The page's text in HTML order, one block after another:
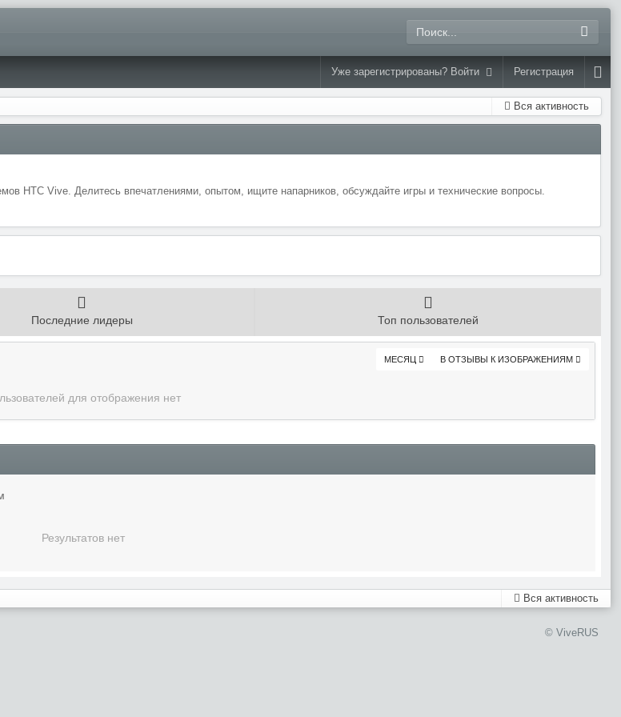
Уже зарегистрированы? Войти Регистрация
Вся активность
HTC Vive. Делитесь впечатлениями, опытом, ищите напарников, обсуждайте игры и технические вопросы.
Последние лидеры Топ пользователей
В ОТЗЫВЫ К ИЗОБРАЖЕНИЯМ
МЕСЯЦ
для отображения нет
Результатов нет
Вся активность
© ViveRUS